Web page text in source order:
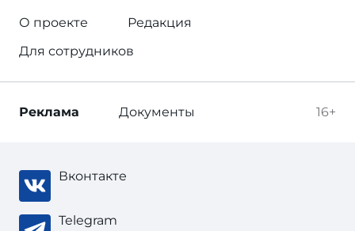
О проекте
Редакция
Для сотрудников
16+
Реклама Документы
Вконтакте
Telegram